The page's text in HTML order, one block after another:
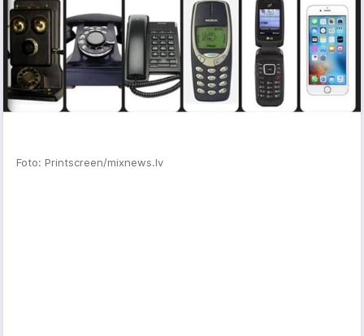
Foto: Printscreen/mixnews.lv